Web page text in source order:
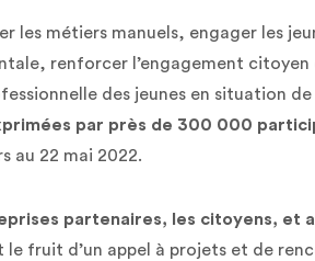
les métiers manuels, engager les
renforcer l’engagement
des jeunes en situation
par près de 300 000
au 22 mai 2022.
partenaires, les citoyens, et
le fruit d’un appel à projets et de